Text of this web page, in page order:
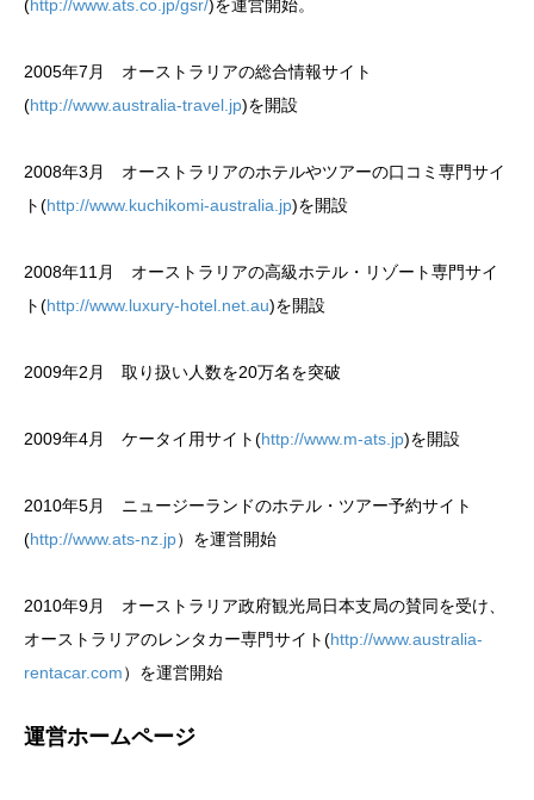
(http://www.ats.co.jp/gsr/)を運営開始。
2005年7月 オーストラリアの総合情報サイト
(http://www.australia-travel.jp)を開設
2008年3月 オーストラリアのホテルやツアーの口コミ専門サイ
ト(http://www.kuchikomi-australia.jp)を開設
2008年11月 オーストラリアの高級ホテル・リゾート専門サイ
ト(http://www.luxury-hotel.net.au)を開設
2009年2月 取り扱い人数を20万名を突破
2009年4月 ケータイ用サイト(http://www.m-ats.jp)を開設
2010年5月 ニュージーランドのホテル・ツアー予約サイト
(http://www.ats-nz.jp）を運営開始
2010年9月 オーストラリア政府観光局日本支局の賛同を受け、
オーストラリアのレンタカー専門サイト(http://www.australia-
rentacar.com）を運営開始
運営ホームページ